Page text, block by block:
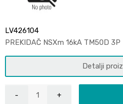
LV426104
PREKIDAČ NSXm 16kA TM50D 3P
Detalji